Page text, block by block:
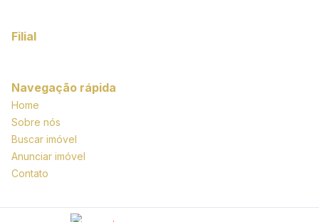
Filial
Navegação rápida
Home
Sobre nós
Buscar imóvel
Anunciar imóvel
Contato